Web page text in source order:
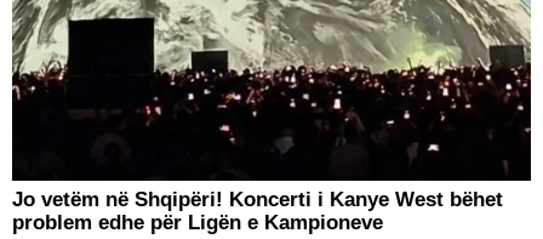
Jo vetëm në Shqipëri! Koncerti i Kanye West bëhet
problem edhe për Ligën e Kampioneve